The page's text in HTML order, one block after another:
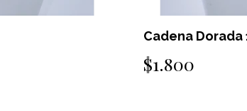
Cadena Dorada 1L